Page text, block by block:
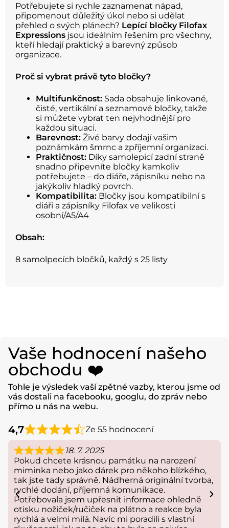
Potřebujete si rychle zaznamenat nápad,
připomenout důležitý úkol nebo si udělat
přehled o svých plánech? Lepící bločky Filofax
Expressions jsou ideálním řešením pro všechny,
kteří hledají praktický a barevný způsob
organizace.
Proč si vybrat právě tyto bločky?
Multifunkčnost: Sada obsahuje linkované,
čisté, vertikální a seznamové bločky, takže
si můžete vybrat ten nejvhodnější pro
každou situaci.
Barevnost: Živé barvy dodají vašim
poznámkám šmrnc a zpříjemní organizaci.
Praktičnost: Díky samolepicí zadní straně
snadno připevníte bločky kamkoliv
potřebujete – do diáře, zápisníku nebo na
jakýkoliv hladký povrch.
Kompatibilita: Bločky jsou kompatibilní s
diáři a zápisníky Filofax ve velikosti
osobní/A5/A4
Obsah:
8 samolpecích bločků, každý s 25 listy
Vaše hodnocení našeho
obchodu ❤️
Tohle je výsledek vaší zpětné vazby, kterou jsme od
vás dostali na facebooku, googlu, do zpráv nebo
přímo u nás na webu.
4,7 Ze 55 hodnocení
18. 7. 2025
Pokud chcete krásnou památku na narození
miminka nebo jako dárek pro někoho blízkého,
tak jste tady správně. Nádherná originální tvorba,
rychlé dodání, příjemná komunikace.
Potřebovala jsem upřesnit informace ohledně
otisku nožiček/ručiček na plátno a reakce byla
rychlá a velmi milá. Navíc mi poradili s vlastní